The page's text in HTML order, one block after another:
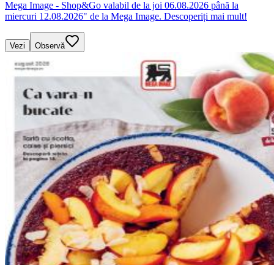
Mega Image - Shop&Go valabil de la joi 06.08.2026 până la
miercuri 12.08.2026" de la Mega Image. Descoperiți mai mult!
Vezi Observă